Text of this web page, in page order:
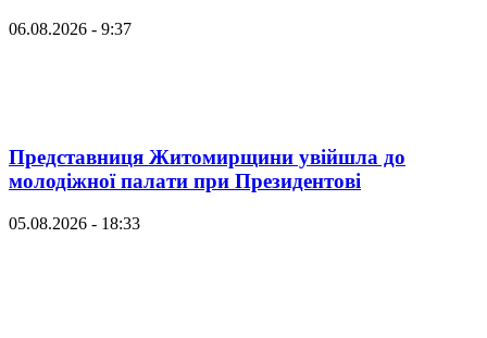
06.08.2026 - 9:37
Представниця Житомирщини увійшла до
молодіжної палати при Президентові
05.08.2026 - 18:33